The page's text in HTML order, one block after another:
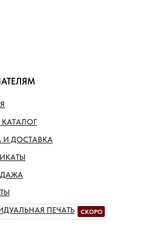
И ДОСТАВКА
ПЕЧАТЬ
СКОРО